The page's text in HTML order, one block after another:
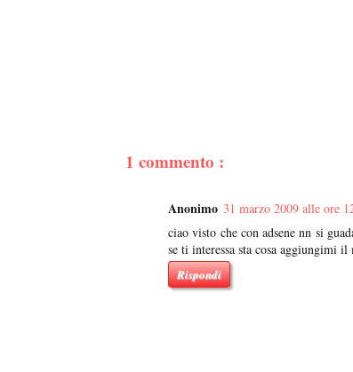
1 commento :
Anonimo 31 marzo 2009 alle ore
ciao visto che con adsene nn si
se ti interessa sta cosa aggiungimi
Rispondi